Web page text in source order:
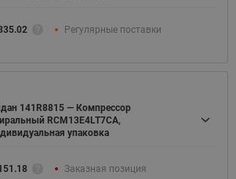
Регулярные поставки
141R8815 — Компрессор
RCM13E4LT7CA,
упаковка
Заказная позиция